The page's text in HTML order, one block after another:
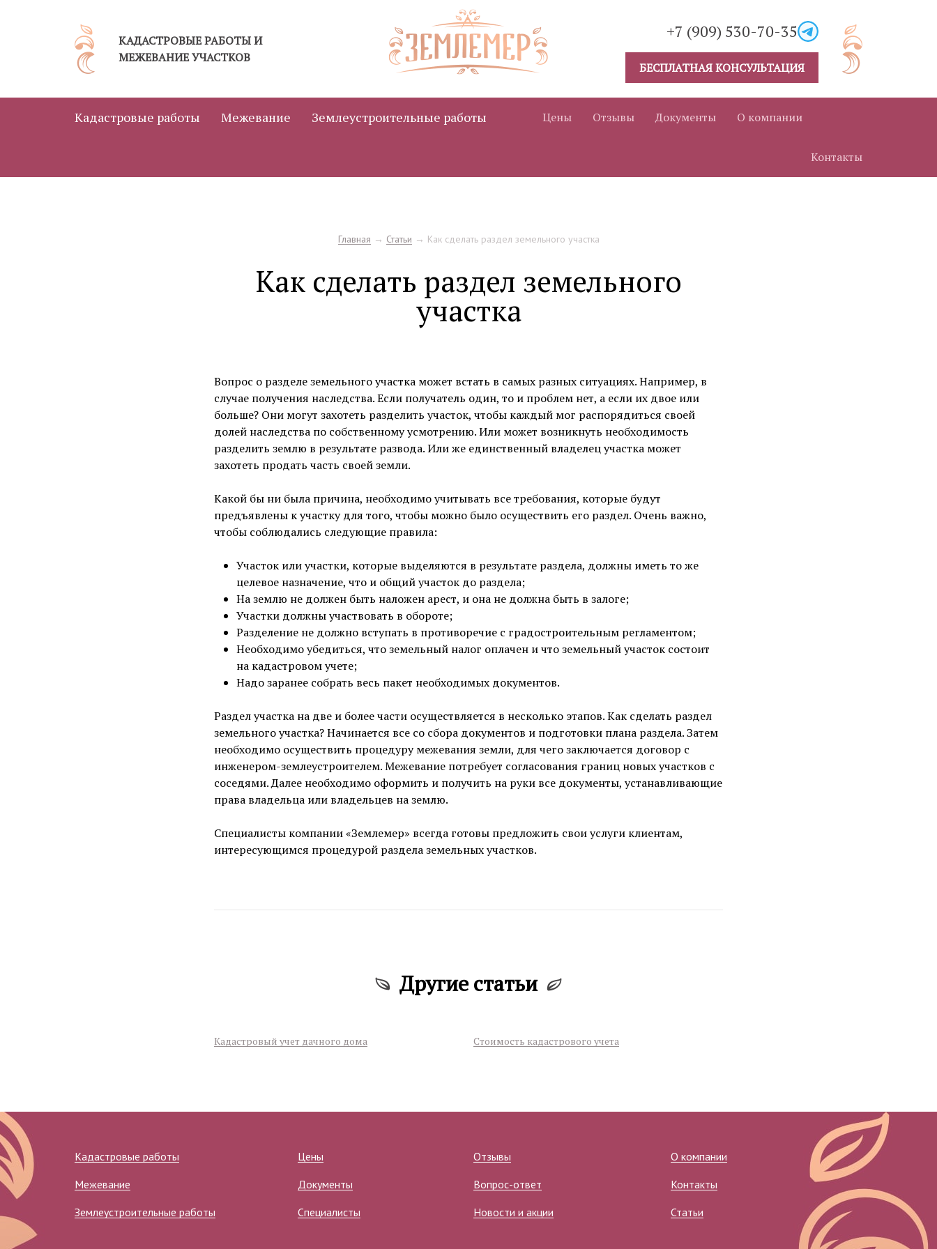
КАДАСТРОВЫЕ РАБОТЫ И
МЕЖЕВАНИЕ УЧАСТКОВ
+7 (909) 530-70-35
БЕСПЛАТНАЯ КОНСУЛЬТАЦИЯ
Кадастровые работы Межевание Землеустроительные работы Цены Отзывы Документы О компании
Контакты
Главная → Статьи → Как сделать раздел земельного участка
Как сделать раздел земельного
участка
Вопрос о разделе земельного участка может встать в самых разных ситуациях. Например, в
случае получения наследства. Если получатель один, то и проблем нет, а если их двое или
больше? Они могут захотеть разделить участок, чтобы каждый мог распорядиться своей
долей наследства по собственному усмотрению. Или может возникнуть необходимость
разделить землю в результате развода. Или же единственный владелец участка может
захотеть продать часть своей земли.
Какой бы ни была причина, необходимо учитывать все требования, которые будут
предъявлены к участку для того, чтобы можно было осуществить его раздел. Очень важно,
чтобы соблюдались следующие правила:
Участок или участки, которые выделяются в результате раздела, должны иметь то же
целевое назначение, что и общий участок до раздела;
На землю не должен быть наложен арест, и она не должна быть в залоге;
Участки должны участвовать в обороте;
Разделение не должно вступать в противоречие с градостроительным регламентом;
Необходимо убедиться, что земельный налог оплачен и что земельный участок состоит
на кадастровом учете;
Надо заранее собрать весь пакет необходимых документов.
Раздел участка на две и более части осуществляется в несколько этапов. Как сделать раздел
земельного участка? Начинается все со сбора документов и подготовки плана раздела. Затем
необходимо осуществить процедуру межевания земли, для чего заключается договор с
инженером-землеустроителем. Межевание потребует согласования границ новых участков с
соседями. Далее необходимо оформить и получить на руки все документы, устанавливающие
права владельца или владельцев на землю.
Специалисты компании «Землемер» всегда готовы предложить свои услуги клиентам,
интересующимся процедурой раздела земельных участков.
Другие статьи
Кадастровый учет дачного дома Стоимость кадастрового учета
Кадастровые работы
Межевание
Землеустроительные работы
Цены
Отзывы
Документы
Специалисты
Вопрос-ответ
Новости и акции
О компании
Контакты
Статьи